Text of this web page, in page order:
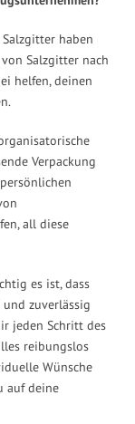
haben
Salzgitter nach
helfen, deinen
Verpackung
all diese
es ist, dass
zuverlässig
jeden Schritt des
reibungslos
Wünsche
auf deine